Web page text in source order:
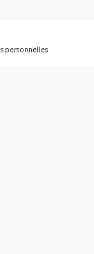
personnelles